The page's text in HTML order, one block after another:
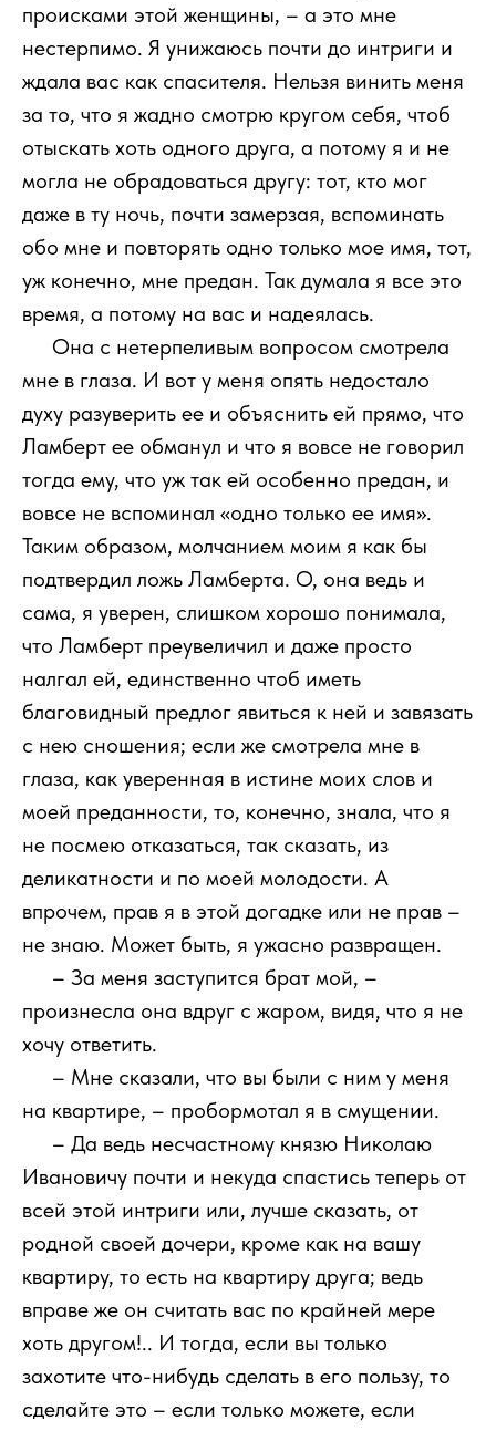
происками этой женщины, – а это мне
нестерпимо. Я унижаюсь почти до интриги и
ждала вас как спасителя. Нельзя винить меня
за то, что я жадно смотрю кругом себя, чтоб
отыскать хоть одного друга, а потому я и не
могла не обрадоваться другу: тот, кто мог
даже в ту ночь, почти замерзая, вспоминать
обо мне и повторять одно только мое имя, тот,
уж конечно, мне предан. Так думала я все это
время, а потому на вас и надеялась.
Она с нетерпеливым вопросом смотрела
мне в глаза. И вот у меня опять недостало
духу разуверить ее и объяснить ей прямо, что
Ламберт ее обманул и что я вовсе не говорил
тогда ему, что уж так ей особенно предан, и
вовсе не вспоминал «одно только ее имя».
Таким образом, молчанием моим я как бы
подтвердил ложь Ламберта. О, она ведь и
сама, я уверен, слишком хорошо понимала,
что Ламберт преувеличил и даже просто
налгал ей, единственно чтоб иметь
благовидный предлог явиться к ней и завязать
с нею сношения; если же смотрела мне в
глаза, как уверенная в истине моих слов и
моей преданности, то, конечно, знала, что я
не посмею отказаться, так сказать, из
деликатности и по моей молодости. А
впрочем, прав я в этой догадке или не прав –
не знаю. Может быть, я ужасно развращен.
– За меня заступится брат мой, –
произнесла она вдруг с жаром, видя, что я не
хочу ответить.
– Мне сказали, что вы были с ним у меня
на квартире, – пробормотал я в смущении.
– Да ведь несчастному князю Николаю
Ивановичу почти и некуда спастись теперь от
всей этой интриги или, лучше сказать, от
родной своей дочери, кроме как на вашу
квартиру, то есть на квартиру друга; ведь
вправе же он считать вас по крайней мере
хоть другом!.. И тогда, если вы только
захотите что-нибудь сделать в его пользу, то
сделайте это – если только можете, если